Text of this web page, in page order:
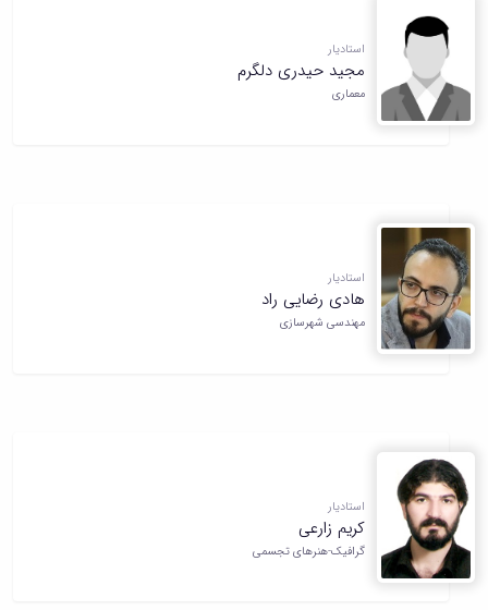
استادیار
مجید حیدری دلگرم
معماری
استادیار
هادی رضایی راد
مهندسی شهرسازی
استادیار
کریم زارعی
گرافیک-هنرهای تجسمی